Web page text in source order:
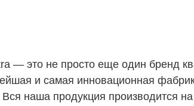
— это не просто еще один бренд
и самая инновационная
наша продукция производится